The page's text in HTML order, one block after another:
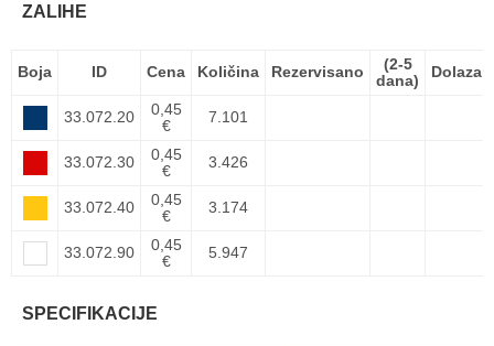
ZALIHE
Boja ID Cena Količina Rezervisano
(2-5
dana)
Dolazak
33.072.20
0,45
€
7.101
33.072.30
0,45
€
3.426
33.072.40
0,45
€
3.174
33.072.90
0,45
€
5.947
SPECIFIKACIJE